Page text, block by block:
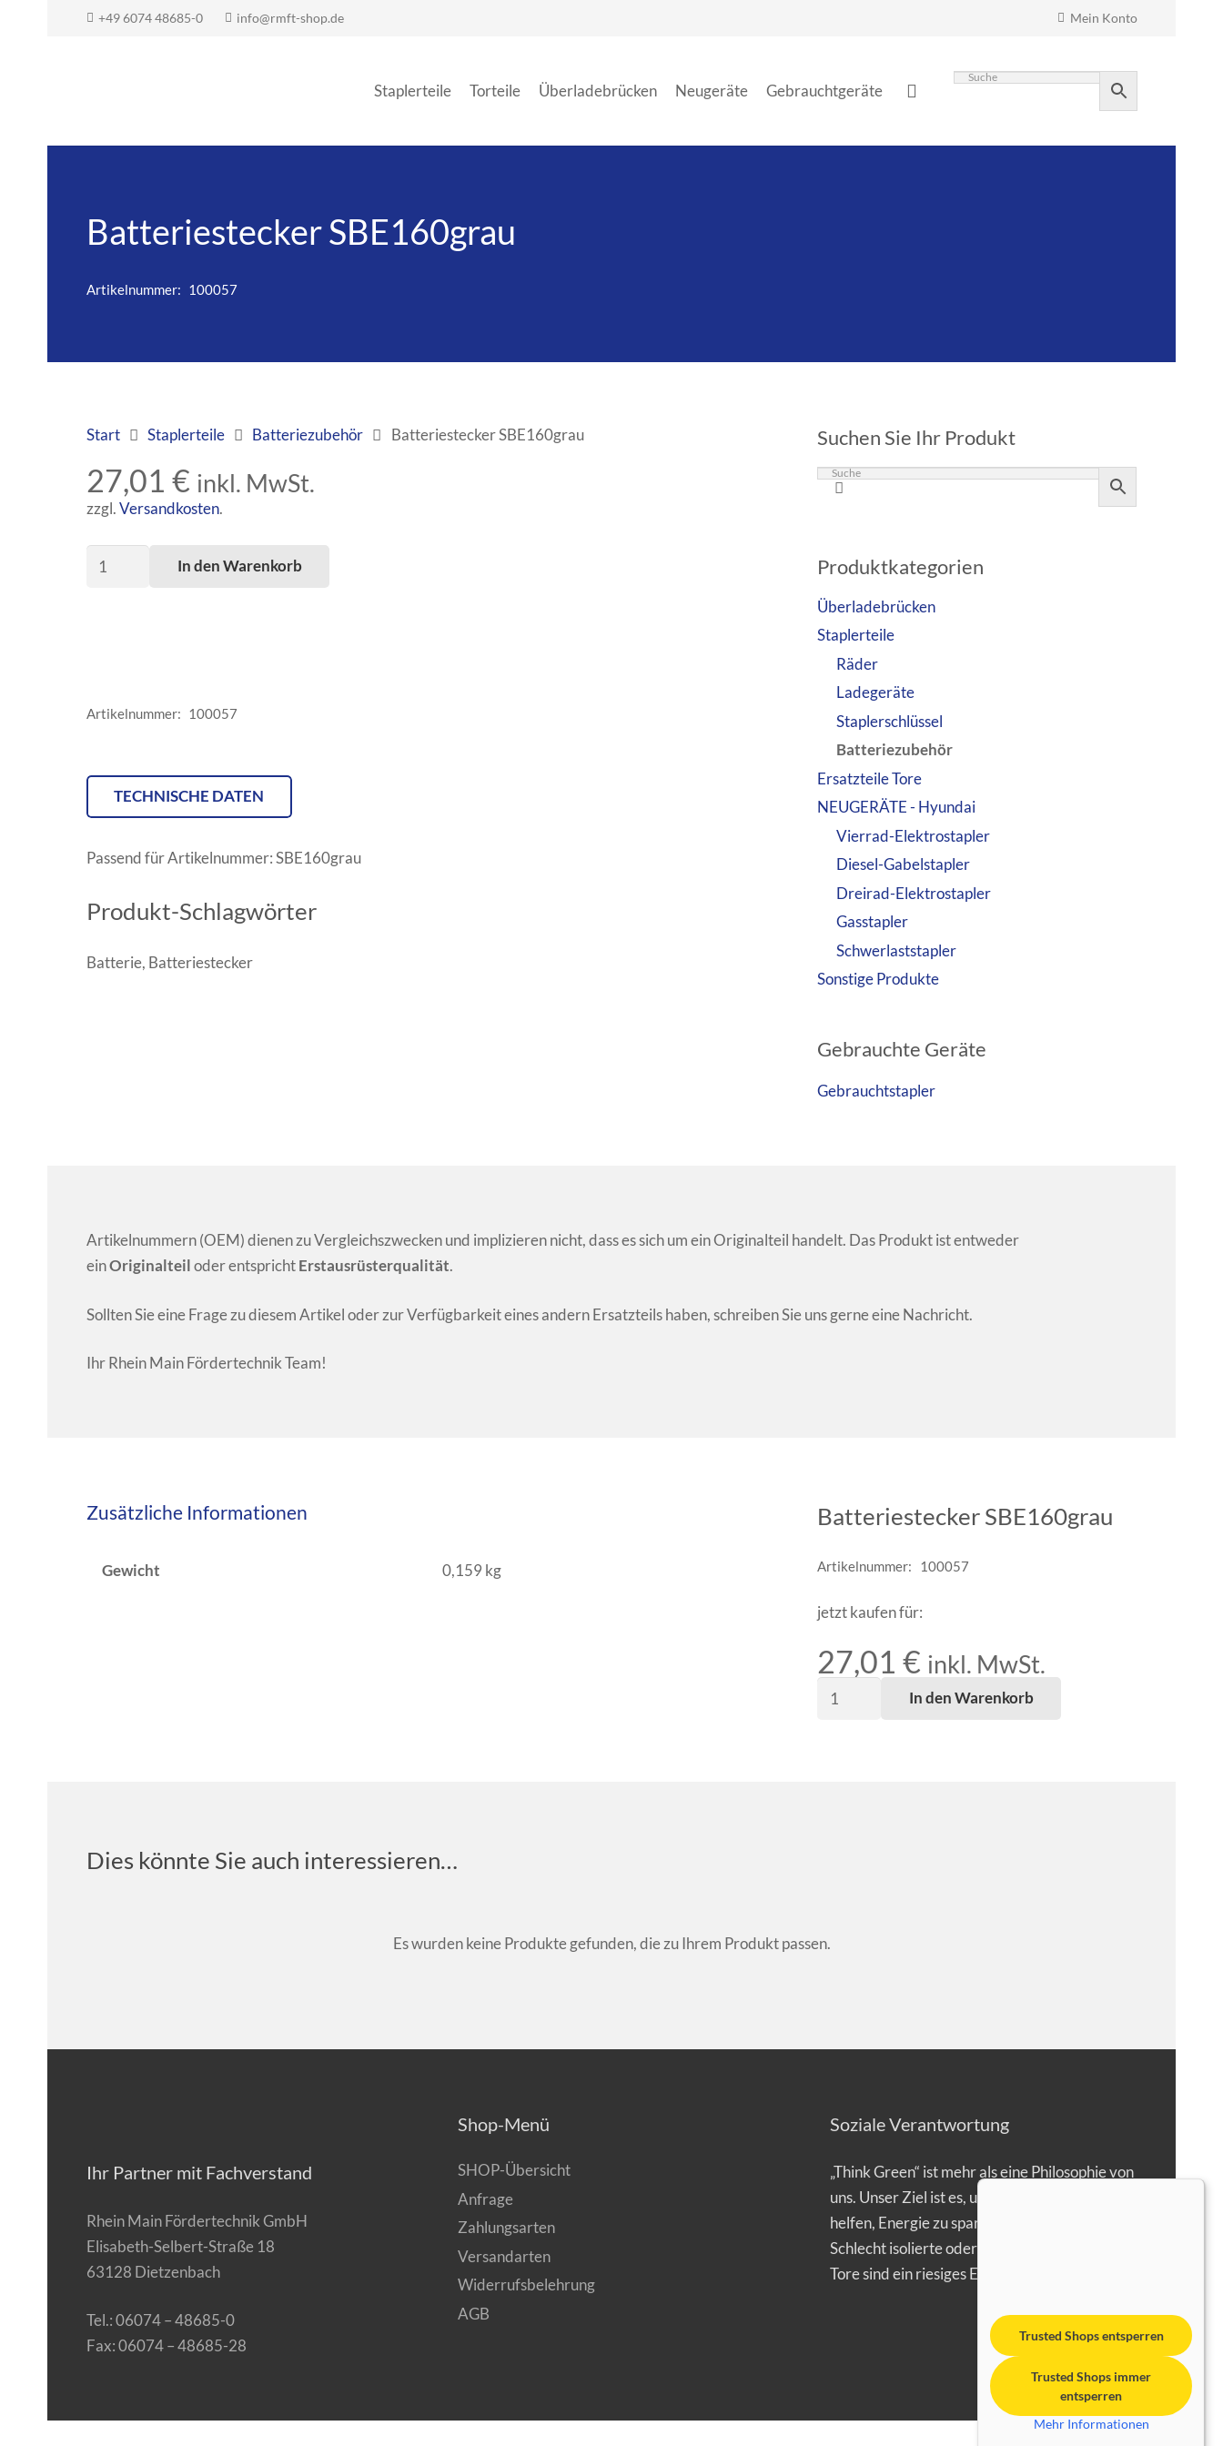
+49 6074 48685-0 info@rmft-shop.de Mein Konto
Staplerteile Torteile Überladebrücken Neugeräte Gebrauchtgeräte
Batteriestecker SBE160grau
Artikelnummer: 100057
Start Staplerteile Batteriezubehör Batteriestecker SBE160grau
27,01 € inkl. MwSt.
zzgl.Versandkosten.
Batteriestecker
In den Warenkorb
Artikelnummer: 100057
TECHNISCHE DATEN
Passend für Artikelnummer: SBE160grau
Produkt-Schlagwörter
Batterie, Batteriestecker
Suchen Sie Ihr Produkt
Produktkategorien
Überladebrücken
Staplerteile
Räder
Ladegeräte
Staplerschlüssel
Batteriezubehör
Ersatzteile Tore
NEUGERÄTE - Hyundai
Vierrad-Elektrostapler
Diesel-Gabelstapler
Dreirad-Elektrostapler
Gasstapler
Schwerlaststapler
Sonstige Produkte
Gebrauchte Geräte
Gebrauchtstapler
Artikelnummern (OEM) dienen zu Vergleichszwecken und implizieren nicht, dass es sich um ein Originalteil handelt. Das Produkt ist entweder
einOriginalteiloder entsprichtErstausrüsterqualität.
Sollten Sie eine Frage zu diesem Artikel oder zur Verfügbarkeit eines andern Ersatzteils haben, schreiben Sie uns gerne eine Nachricht.
Ihr Rhein Main Fördertechnik Team!
Zusätzliche Informationen
Gewicht 0,159 kg
Batteriestecker SBE160grau
Artikelnummer: 100057
jetzt kaufen für:
27,01€ inkl. MwSt.
Batteriestecker
In den Warenkorb
Dies könnte Sie auch interessieren…
Es wurden keine Produkte gefunden, die zu Ihrem Produkt passen.
Ihr Partner mit Fachverstand
Rhein Main Fördertechnik GmbH
Elisabeth-Selbert-Straße 18
63128 Dietzenbach
Tel.: 06074 – 48685-0
Fax: 06074 – 48685-28
Shop-Menü
SHOP-Übersicht
Anfrage
Zahlungsarten
Versandarten
Widerrufsbelehrung
AGB
Soziale Verantwortung
„Think Green“ ist mehr als eine Philosophie von
uns. Unser Ziel ist es, unseren Kunden zu
helfen, Energie zu sparen.
Schlecht isolierte oder gar offen stehende
Tore sind ein riesiges Energieproblem…
Trusted Shops entsperren
Trusted Shops immer
entsperren
Mehr Informationen